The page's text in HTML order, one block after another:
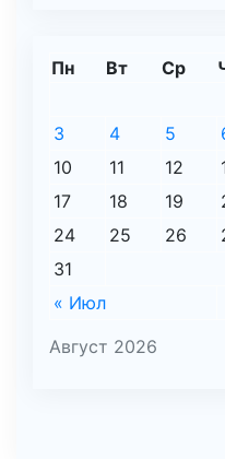
Август 2026
Пн Вт Ср
« Июл
3
4 5
10
11 12
17
18 19
24
25 26
31